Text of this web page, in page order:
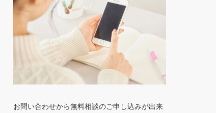
お問い合わせから無料相談のご申し込みが出来